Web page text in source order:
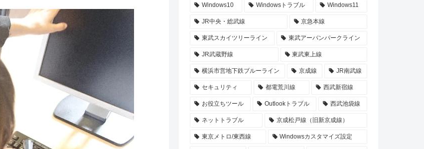
Windows10 Windowsトラブル Windows11
JR中央・総武線 京急本線
東武スカイツリーライン 東武アーバンパークライン
JR武蔵野線 東武東上線
横浜市営地下鉄ブルーライン 京成線 JR南武線
セキュリティ 都電荒川線 西武新宿線
お役立ちツール Outlookトラブル 西武池袋線
ネットトラブル 京成松戸線（旧新京成線）
東京メトロ/東西線 Windowsカスタマイズ設定